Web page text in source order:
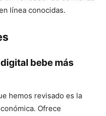
línea conocidas.
bebe más
hemos revisado es la
Ofrece